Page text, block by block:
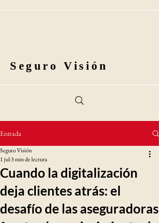
Seguro Visión
Entrada
Cuando la digitalización
deja clientes atrás: el
desafío de las aseguradoras
Seguro Visión
1 jul3 min de lectura